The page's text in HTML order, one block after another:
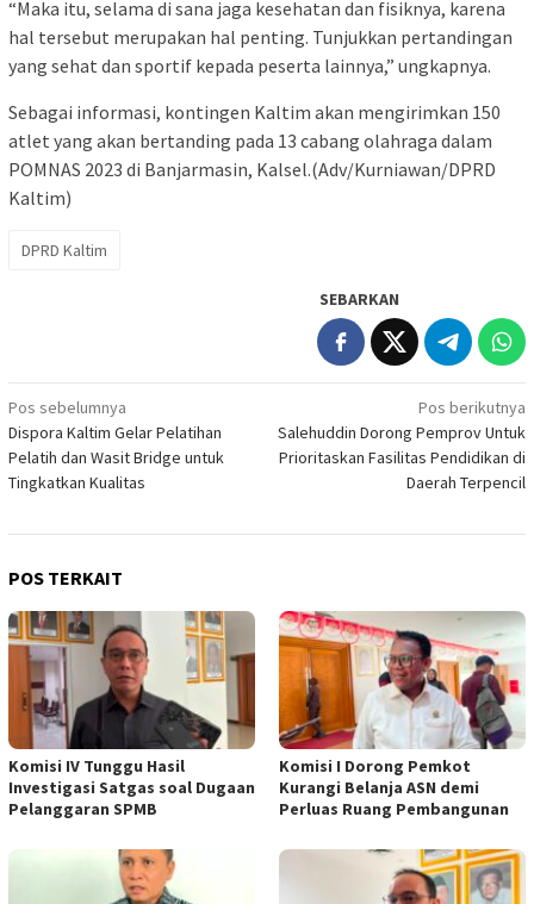
“Maka itu, selama di sana jaga kesehatan dan fisiknya, karena
hal tersebut merupakan hal penting. Tunjukkan pertandingan
yang sehat dan sportif kepada peserta lainnya,” ungkapnya.
Sebagai informasi, kontingen Kaltim akan mengirimkan 150
atlet yang akan bertanding pada 13 cabang olahraga dalam
POMNAS 2023 di Banjarmasin, Kalsel.(Adv/Kurniawan/DPRD
Kaltim)
DPRD Kaltim
SEBARKAN
Navigasi
pos
Pos sebelumnya
Dispora Kaltim Gelar Pelatihan
Pelatih dan Wasit Bridge untuk
Tingkatkan Kualitas
Pos berikutnya
Salehuddin Dorong Pemprov Untuk
Prioritaskan Fasilitas Pendidikan di
Daerah Terpencil
POS TERKAIT
Komisi IV Tunggu Hasil
Investigasi Satgas soal Dugaan
Pelanggaran SPMB
Komisi I Dorong Pemkot
Kurangi Belanja ASN demi
Perluas Ruang Pembangunan